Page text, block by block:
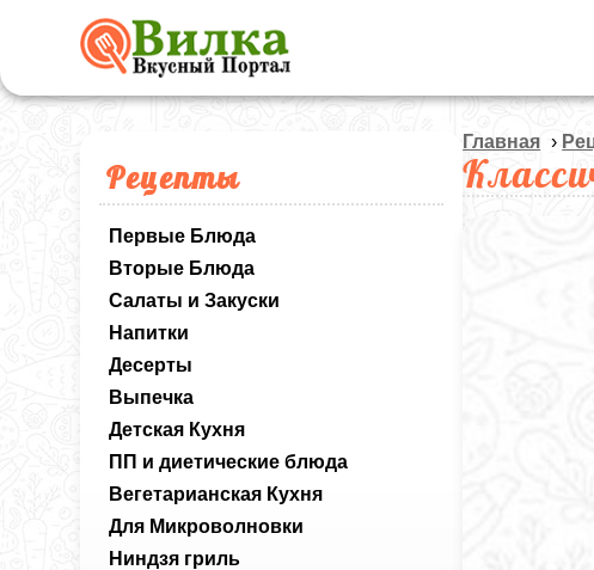
Рецепты
Первые Блюда
Вторые Блюда
Салаты и Закуски
Напитки
Десерты
Выпечка
Детская Кухня
ПП и диетические блюда
Вегетарианская Кухня
Для Микроволновки
Ниндзя гриль
Главная ›